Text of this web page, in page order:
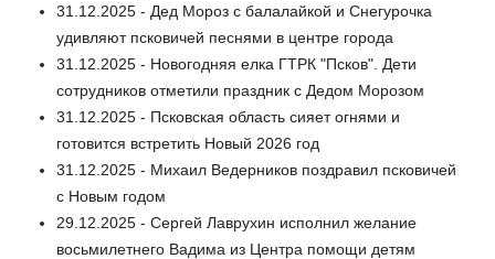
31.12.2025 - Дед Мороз с балалайкой и Снегурочка
удивляют псковичей песнями в центре города
31.12.2025 - Новогодняя елка ГТРК "Псков". Дети
сотрудников отметили праздник с Дедом Морозом
31.12.2025 - Псковская область сияет огнями и
готовится встретить Новый 2026 год
31.12.2025 - Михаил Ведерников поздравил псковичей
с Новым годом
29.12.2025 - Сергей Лаврухин исполнил желание
восьмилетнего Вадима из Центра помощи детям